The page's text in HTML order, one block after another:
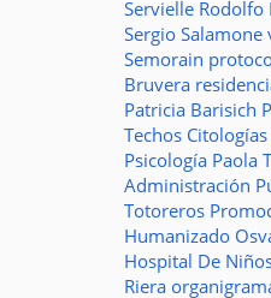
Servielle Rodolfo
Sergio Salamone
Semorain
Bruvera
Patricia Barisich
Techos Citologías
Psicología Paola
Administración
Totoreros
Humanizado
Hospital De
Riera